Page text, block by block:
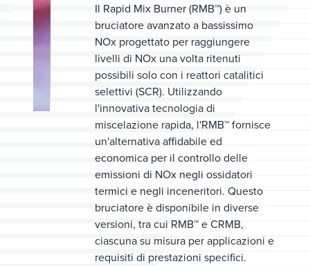
Il Rapid Mix Burner (RMB™) è un
bruciatore avanzato a bassissimo
NOx progettato per raggiungere
livelli di NOx una volta ritenuti
possibili solo con i reattori catalitici
selettivi (SCR). Utilizzando
l'innovativa tecnologia di
miscelazione rapida, l'RMB™ fornisce
un'alternativa affidabile ed
economica per il controllo delle
emissioni di NOx negli ossidatori
termici e negli inceneritori. Questo
bruciatore è disponibile in diverse
versioni, tra cui RMB™ e CRMB,
ciascuna su misura per applicazioni e
requisiti di prestazioni specifici.